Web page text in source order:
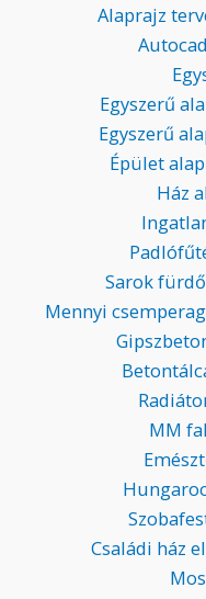
Alaprajz
Egyszerű
Egyszerű
Épület
Ház
Sarok
Mennyi
MM
Családi ház